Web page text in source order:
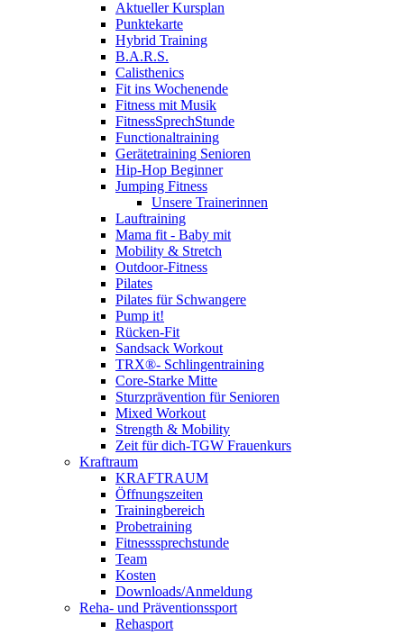
Aktueller Kursplan
Punktekarte
Hybrid Training
B.A.R.S.
Calisthenics
Fit ins Wochenende
Fitness mit Musik
FitnessSprechStunde
Functionaltraining
Gerätetraining Senioren
Hip-Hop Beginner
Jumping Fitness
Unsere Trainerinnen
Lauftraining
Mama fit - Baby mit
Mobility & Stretch
Outdoor-Fitness
Pilates
Pilates für Schwangere
Pump it!
Rücken-Fit
Sandsack Workout
TRX®- Schlingentraining
Core-Starke Mitte
Sturzprävention für Senioren
Mixed Workout
Strength & Mobility
Zeit für dich-TGW Frauenkurs
Kraftraum
KRAFTRAUM
Öffnungszeiten
Trainingbereich
Probetraining
Fitnesssprechstunde
Team
Kosten
Downloads/Anmeldung
Reha- und Präventionssport
Rehasport